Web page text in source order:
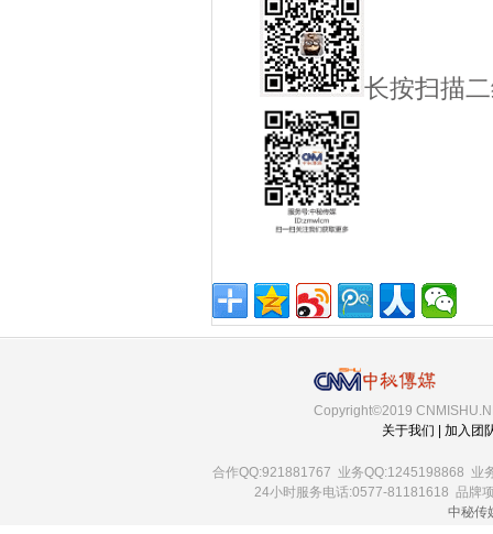
长按扫描
Copyright©2019
关于我们
加入团
合作QQ:921881767 业务QQ:1245198868 业
24小时服务电话:0577-81181618 品牌
中秘传